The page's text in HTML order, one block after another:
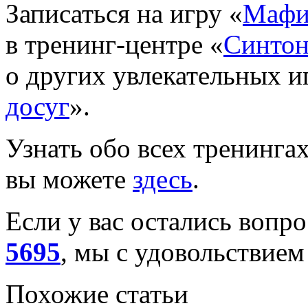
Записаться на игру «
в тренинг-центре «
о других увлекательных
досуг».
Узнать обо всех
вы можете здесь.
Если у вас остались
5695, мы с
Похожие статьи